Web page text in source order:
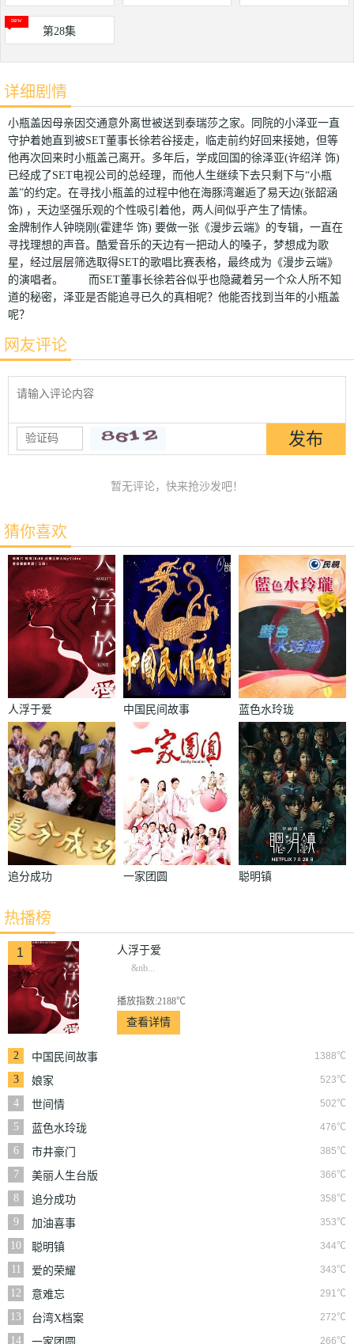
第28集
详细剧情
小瓶盖因母亲因交通意外离世被送到泰瑞莎之家。同院的小泽亚一直
守护着她直到被SET董事长徐若谷接走，临走前约好回来接她，但等
他再次回来时小瓶盖己离开。多年后，学成回国的徐泽亚(许绍洋 饰)
已经成了SET电视公司的总经理，而他人生继续下去只剩下与“小瓶
盖”的约定。在寻找小瓶盖的过程中他在海豚湾邂逅了易天边(张韶涵
饰) ，天边坚强乐观的个性吸引着他，两人间似乎产生了情愫。
金牌制作人钟晓刚(霍建华 饰) 要做一张《漫步云端》的专辑，一直在
寻找理想的声音。酷爱音乐的天边有一把动人的嗓子，梦想成为歌
星，经过层层筛选取得SET的歌唱比赛表格，最终成为《漫步云端》
的演唱者。 而SET董事长徐若谷似乎也隐藏着另一个众人所不知
道的秘密，泽亚是否能追寻已久的真相呢？他能否找到当年的小瓶盖
呢？
网友评论
暂无评论，快来抢沙发吧！
猜你喜欢
人浮于爱 中国民间故事 蓝色水玲珑
追分成功 一家团圆 聪明镇
热播榜
1 人浮于爱
&nb...
播放指数:2188℃
查看详情
2 1388℃
中国民间故事
3
523℃
娘家
4
502℃
世间情
5
476℃
蓝色水玲珑
6
385℃
市井豪门
7
366℃
美丽人生台版
8
358℃
追分成功
9
353℃
加油喜事
10
344℃
聪明镇
11
343℃
爱的荣耀
12
291℃
意难忘
13
272℃
台湾X档案
14
266℃